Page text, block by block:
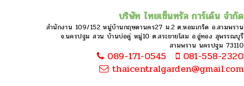
บริษัท ไทยเซ็นทรัล การ์เด้น จำกัด
สำนักงาน 109/152 หมู่บ้านกฤษดานคร27 ม.2 ต.หอมเกร็ด อ.สามพราน
จ.นครปฐม สวน บ้านบ่อคู่ หมู่10 ต.สระยายโสม อ.อู่ทอง สุพรรณบุรี
สามพราน นครปฐม 73110
089-171-0545
081-558-2320
thaicentralgarden@gmail.com